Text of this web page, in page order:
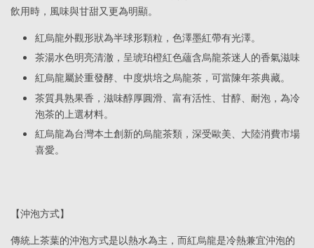
飲用時，風味與甘甜又更為明顯。
紅烏龍外觀形狀為半球形顆粒，色澤墨紅帶有光澤。
茶湯水色明亮清澈，呈琥珀橙紅色蘊含烏龍茶迷人的香氣滋味
紅烏龍屬於重發酵、中度烘培之烏龍茶，可當陳年茶典藏。
茶質具熟果香，滋味醇厚圓滑、富有活性、甘醇、耐泡，為冷
泡茶的上選材料。
紅烏龍為台灣本土創新的烏龍茶類，深受歐美、大陸消費市場
喜愛。
【沖泡方式】
傳統上茶葉的沖泡方式是以熱水為主，而紅烏龍是冷熱兼宜沖泡的